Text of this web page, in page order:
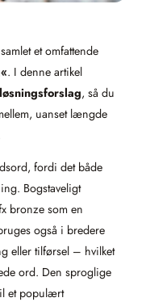
et omfattende
. I denne artikel
, så du
uanset længde
fordi det både
Bogstaveligt
bronze som en
også i bredere
eller tilførsel – hvilket
ord. Den sproglige
et populært